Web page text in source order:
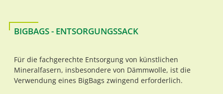
BIGBAGS - ENTSORGUNGSSACK
Für die fachgerechte Entsorgung von künstlichen
Mineralfasern, insbesondere von Dämmwolle, ist die
Verwendung eines BigBags zwingend erforderlich.